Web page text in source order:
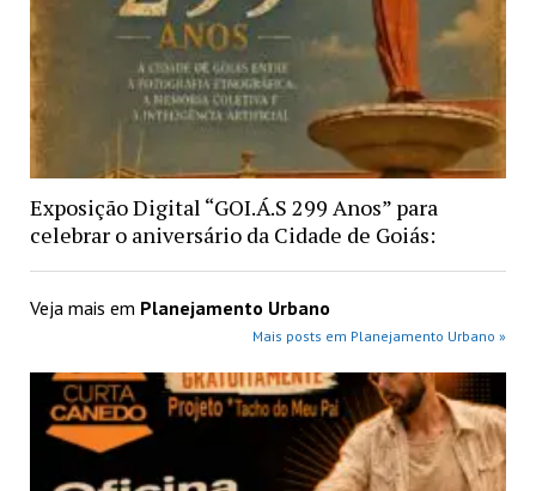
Exposição Digital “GOI.Á.S 299 Anos” para
celebrar o aniversário da Cidade de Goiás:
Veja mais em Planejamento Urbano
Mais posts em Planejamento Urbano »